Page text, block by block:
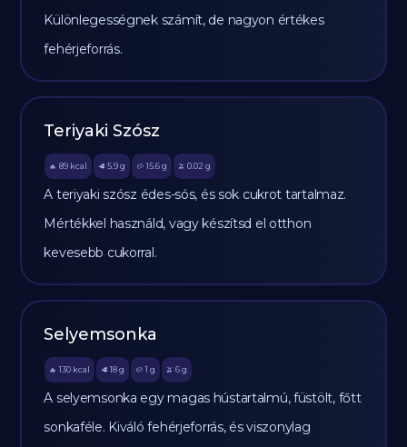
Különlegességnek számít, de nagyon értékes
fehérjeforrás.
Teriyaki Szósz
🔥 89 kcal 🥩 5.9 g 🥔 15.6g 🫒 0.02 g
A teriyaki szósz édes-sós, és sok cukrot tartalmaz.
Mértékkel használd, vagy készítsd el otthon
kevesebb cukorral.
Selyemsonka
🔥 130 kcal 🥩 18 g 🥔 1 g 🫒 6 g
A selyemsonka egy magas hústartalmú, füstölt, főtt
sonkaféle. Kiváló fehérjeforrás, és viszonylag